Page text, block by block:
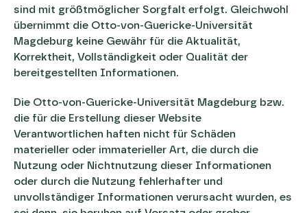
sind mit größtmöglicher Sorgfalt erfolgt. Gleichwohl
übernimmt die Otto-von-Guericke-Universität
Magdeburg keine Gewähr für die Aktualität,
Korrektheit, Vollständigkeit oder Qualität der
bereitgestellten Informationen.
Die Otto-von-Guericke-Universität Magdeburg bzw.
die für die Erstellung dieser Website
Verantwortlichen haften nicht für Schäden
materieller oder immaterieller Art, die durch die
Nutzung oder Nichtnutzung dieser Informationen
oder durch die Nutzung fehlerhafter und
unvollständiger Informationen verursacht wurden, es